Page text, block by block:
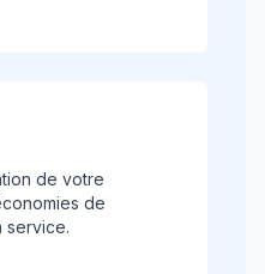
de votre
de
service.